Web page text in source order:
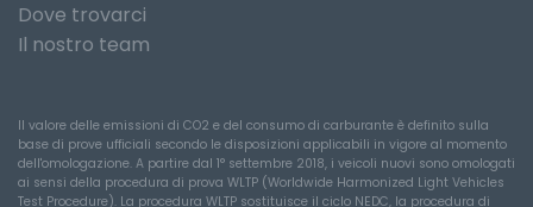
Dove trovarci
Il nostro team
Il valore delle emissioni di CO2 e del consumo di carburante è definito sulla
base di prove ufficiali secondo le disposizioni applicabili in vigore al momento
dell'omologazione. A partire dal 1° settembre 2018, i veicoli nuovi sono omologati
ai sensi della procedura di prova WLTP (Worldwide Harmonized Light Vehicles
Test Procedure). La procedura WLTP sostituisce il ciclo NEDC, la procedura di